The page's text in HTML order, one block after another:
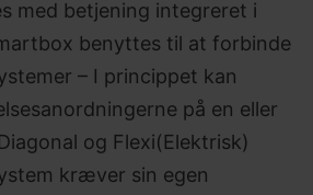
med betjening integreret i
benyttes til at forbinde
– I princippet kan
på en eller
og Flexi(Elektrisk)
kræver sin egen